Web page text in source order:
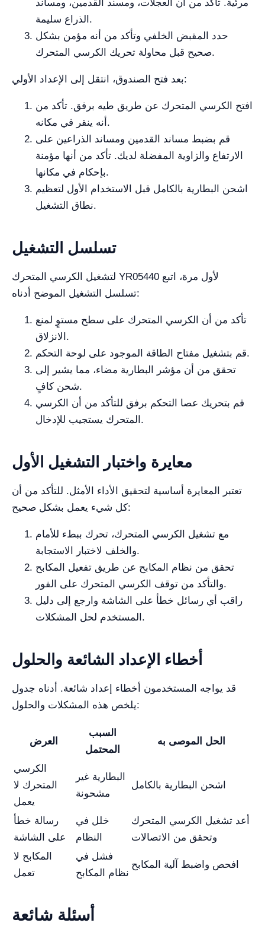
مرئية. تأكد من أن العجلات، ومسند القدمين، ومساند
الذراع سليمة.
حدد المقبض الخلفي وتأكد من أنه مؤمن بشكل
صحيح قبل محاولة تحريك الكرسي المتحرك.
بعد فتح الصندوق، انتقل إلى الإعداد الأولي:
افتح الكرسي المتحرك عن طريق طيه برفق. تأكد من
أنه ينقر في مكانه.
قم بضبط مساند القدمين ومساند الذراعين على
الارتفاع والزاوية المفضلة لديك. تأكد من أنها مؤمنة
بإحكام في مكانها.
اشحن البطارية بالكامل قبل الاستخدام الأول لتعظيم
نطاق التشغيل.
تسلسل التشغيل
لتشغيل الكرسي المتحرك YR05440 لأول مرة، اتبع
تسلسل التشغيل الموضح أدناه:
تأكد من أن الكرسي المتحرك على سطح مستوٍ لمنع
الانزلاق.
قم بتشغيل مفتاح الطاقة الموجود على لوحة التحكم.
تحقق من أن مؤشر البطارية مضاء، مما يشير إلى
شحن كافٍ.
قم بتحريك عصا التحكم برفق للتأكد من أن الكرسي
المتحرك يستجيب للإدخال.
معايرة واختبار التشغيل الأول
تعتبر المعايرة أساسية لتحقيق الأداء الأمثل. للتأكد من أن
كل شيء يعمل بشكل صحيح:
مع تشغيل الكرسي المتحرك، تحرك ببطء للأمام
والخلف لاختبار الاستجابة.
تحقق من نظام المكابح عن طريق تفعيل المكابح
والتأكد من توقف الكرسي المتحرك على الفور.
راقب أي رسائل خطأ على الشاشة وارجع إلى دليل
المستخدم لحل المشكلات.
أخطاء الإعداد الشائعة والحلول
قد يواجه المستخدمون أخطاء إعداد شائعة. أدناه جدول
يلخص هذه المشكلات والحلول:
العرض
السبب
المحتمل
الحل الموصى به
الكرسي
المتحرك لا
يعمل
البطارية غير
مشحونة
اشحن البطارية بالكامل
رسالة خطأ
على الشاشة
خلل في
النظام
أعد تشغيل الكرسي المتحرك
وتحقق من الاتصالات
المكابح لا
تعمل
فشل في
نظام المكابح
افحص واضبط آلية المكابح
أسئلة شائعة